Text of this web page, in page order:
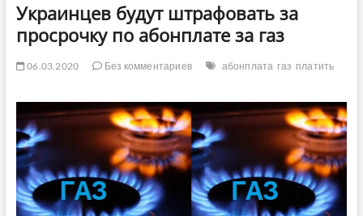
Украинцев будут штрафовать за
просрочку по абонплате за газ
06.03.2020 Без комментариев абонплата газ платить